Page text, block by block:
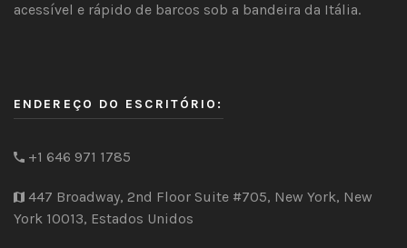
acessível e rápido de barcos sob a bandeira da Itália.
ENDEREÇO DO ESCRITÓRIO:
+1 646 971 1785
447 Broadway, 2nd Floor Suite #705, New York, New
York 10013, Estados Unidos